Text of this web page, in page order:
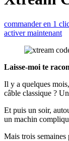
commander en 1
activer maintenant
Laisse-moi te
Il y a quelques
câble classique ?
Et puis un soir,
un machin
Mais trois